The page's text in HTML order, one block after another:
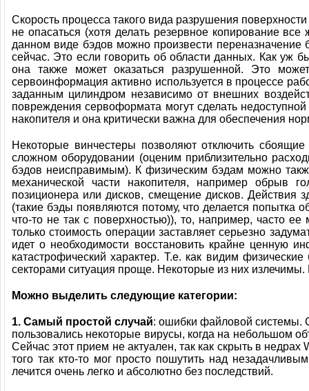
Скорость процесса такого вида разрушения
не опасаться (хотя делать резервное копирование
данном виде бэдов можно произвести переназначение
сейчас. Это если говорить об области данных. Как уж
она также может оказаться разрушенной. Это
сервоинформация активно используется в процессе
заданным цилиндром независимо от внешних
повреждения сервоформата могут сделать
накопителя и она критически важна для обеспечения
Некоторые винчестеры позволяют отключить
сложном оборудовании (оценим приблизительно
бэдов неисправимым). К физическим бэдам можно
механической части накопителя, например обрыв
позиционера или дисков, смещение дисков. Действия
(такие бэды появляются потому, что делается попытка
что-то не так с поверхностью)), то, например, часто
только стоимость операции заставляет серьезно
идет о необходимости восстановить крайне ценную
катастрофический характер. Т.е. как видим
секторами ситуация проще. Некоторые из них
Можно выделить следующие категории:
1. Самый простой случай: ошибки файловой системы.
пользовались некоторые вирусы, когда на небольшом
Сейчас этот прием не актуален, так как скрыть в
того так кто-то мог просто пошутить над
лечится очень легко и абсолютно без последствий.